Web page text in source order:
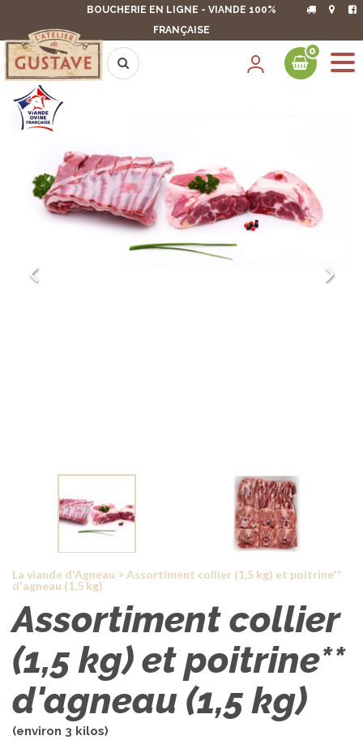
BOUCHERIE EN LIGNE - VIANDE 100%
FRANÇAISE
0
La viande d'Agneau >Assortiment collier (1,5 kg) et poitrine**
d'agneau (1,5 kg)
Assortiment collier
(1,5 kg) et poitrine**
d'agneau (1,5 kg)
(environ 3 kilos)